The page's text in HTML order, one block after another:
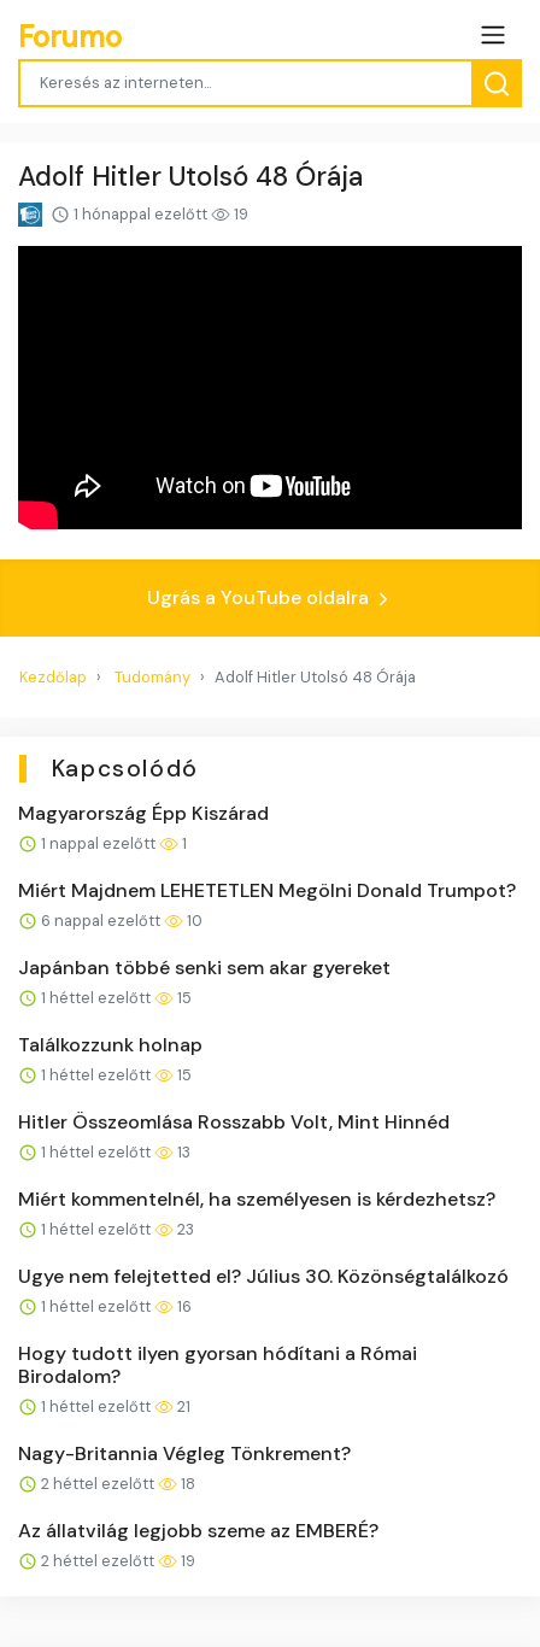
Forumo
Adolf Hitler Utolsó 48 Órája
1 hónappal ezelőtt 19
Ugrás a YouTube oldalra
Kezdőlap Tudomány Adolf Hitler Utolsó 48 Órája
Kapcsolódó
Magyarország Épp Kiszárad
1 nappal ezelőtt 1
Miért Majdnem LEHETETLEN Megölni Donald Trumpot?
6 nappal ezelőtt 10
Japánban többé senki sem akar gyereket
1 héttel ezelőtt 15
Találkozzunk holnap
1 héttel ezelőtt 15
Hitler Összeomlása Rosszabb Volt, Mint Hinnéd
1 héttel ezelőtt 13
Miért kommentelnél, ha személyesen is kérdezhetsz?
1 héttel ezelőtt 23
Ugye nem felejtetted el? Július 30. Közönségtalálkozó
1 héttel ezelőtt 16
Hogy tudott ilyen gyorsan hódítani a Római
Birodalom?
1 héttel ezelőtt 21
Nagy-Britannia Végleg Tönkrement?
2 héttel ezelőtt 18
Az állatvilág legjobb szeme az EMBERÉ?
2 héttel ezelőtt 19